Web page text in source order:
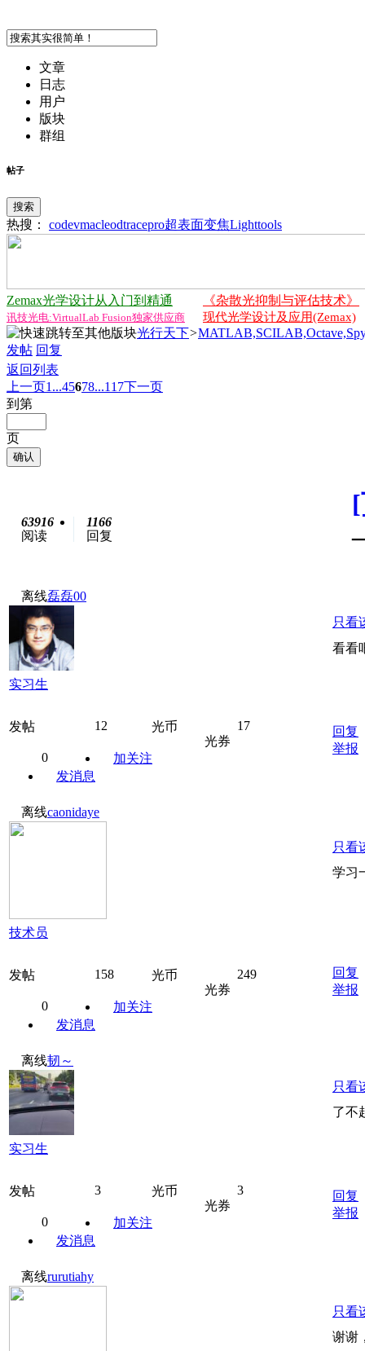
文章
日志
用户
版块
群组
帖子
搜索
热搜： codevmacleodtracepro超表面变焦Lighttools
Zemax光学设计从入门到精通 《杂散光抑制与评估技术》
讯技光电:VirtualLab Fusion独家供应商 现代光学设计及应用(Zemax)
光行天下>
发帖 回复
返回列表
上一页1...45678...117下一页
到第
页
确认
63916
阅读
1166
回复
离线磊磊00
实习生
发帖 12 光币
17
光券
0
加关注
发消息
只看
看看
回复
举报
离线caonidaye
技术员
发帖 158 光币
249
光券
0
加关注
发消息
只看
学习
回复
举报
离线韧～
实习生
发帖 3 光币
3
光券
0
加关注
发消息
只看
了不
回复
举报
离线rurutiahy
只看
谢谢